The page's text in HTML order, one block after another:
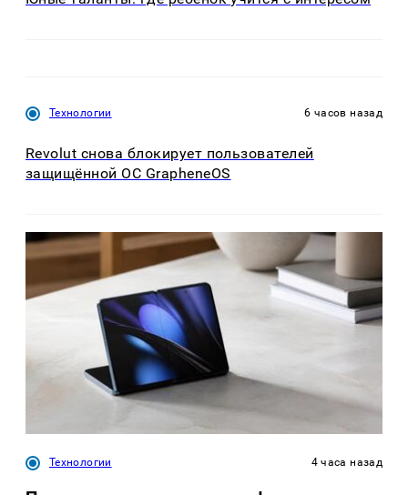
Технологии 6 часов назад
Revolut снова блокирует пользователей
защищённой ОС GrapheneOS
Технологии 4 часа назад